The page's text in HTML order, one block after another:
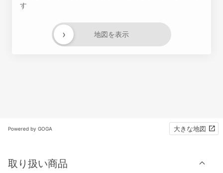
す
地図を表示
›
Powered by GOGA 大きな地図
取り扱い商品